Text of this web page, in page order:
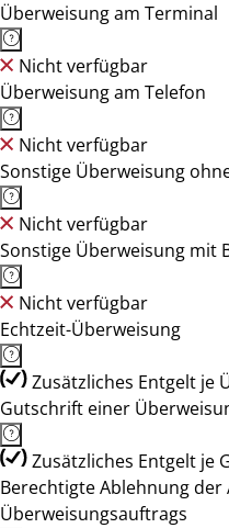
Überweisung am Terminal
Nicht verfügbar
Überweisung am Telefon
Nicht verfügbar
Sonstige Überweisung
Nicht verfügbar
Sonstige Überweisung mit
Nicht verfügbar
Echtzeit-Überweisung
Zusätzliches Entgelt je
Gutschrift einer
Zusätzliches Entgelt je
Berechtigte Ablehnung der
Überweisungsauftrags